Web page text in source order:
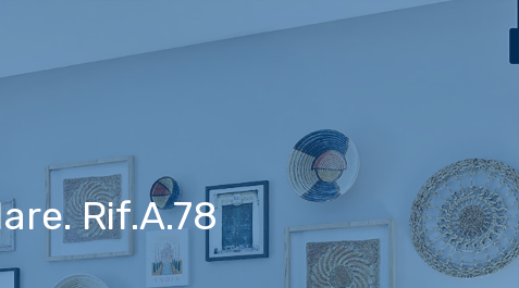
Vendita
Rif.A.78